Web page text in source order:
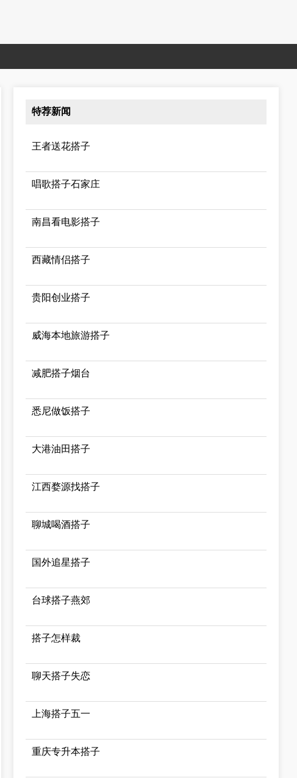
特荐新闻
王者送花搭子
唱歌搭子石家庄
南昌看电影搭子
西藏情侣搭子
贵阳创业搭子
威海本地旅游搭子
减肥搭子烟台
悉尼做饭搭子
大港油田搭子
江西婺源找搭子
聊城喝酒搭子
国外追星搭子
台球搭子燕郊
搭子怎样裁
聊天搭子失恋
上海搭子五一
重庆专升本搭子